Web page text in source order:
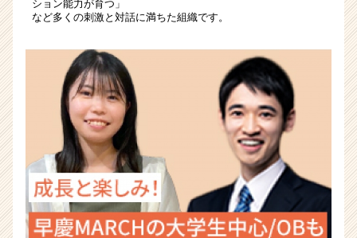
（CheerCareer）
ション能力が育つ」
など多くの刺激と対話に満ちた組織です。